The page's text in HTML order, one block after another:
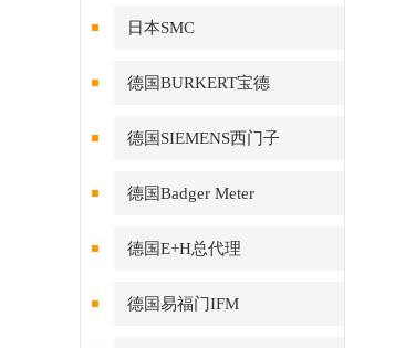
日本SMC
德国BURKERT宝德
德国SIEMENS西门子
德国Badger Meter
德国E+H总代理
德国易福门IFM